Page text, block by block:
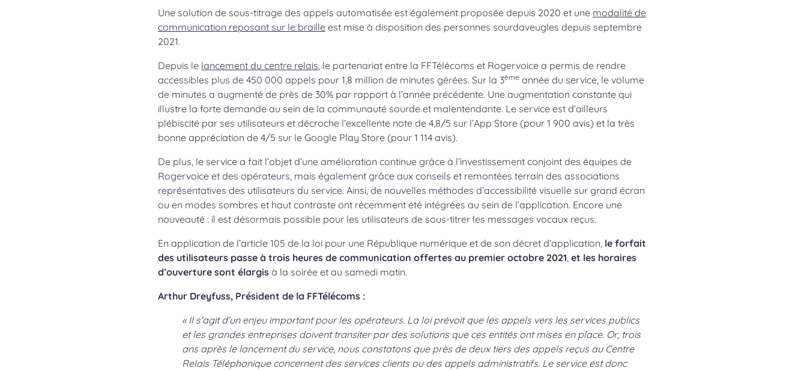
Une solution de sous-titrage des appels automatisée est également proposée depuis 2020 et une modalité de
communication reposant sur le braille est mise à disposition des personnes sourdaveugles depuis septembre
2021.
Depuis le lancement du centre relais, le partenariat entre la FFTélécoms et Rogervoice a permis de rendre
accessibles plus de 450 000 appels pour 1,8 million de minutes gérées. Sur la 3ème année du service, le volume
de minutes a augmenté de près de 30% par rapport à l’année précédente. Une augmentation constante qui
illustre la forte demande au sein de la communauté sourde et malentendante. Le service est d’ailleurs
plébiscité par ses utilisateurs et décroche l’excellente note de 4,8/5 sur l’App Store (pour 1 900 avis) et la très
bonne appréciation de 4/5 sur le Google Play Store (pour 1 114 avis).
De plus, le service a fait l’objet d’une amélioration continue grâce à l’investissement conjoint des équipes de
Rogervoice et des opérateurs, mais également grâce aux conseils et remontées terrain des associations
représentatives des utilisateurs du service. Ainsi, de nouvelles méthodes d’accessibilité visuelle sur grand écran
ou en modes sombres et haut contraste ont récemment été intégrées au sein de l’application. Encore une
nouveauté : il est désormais possible pour les utilisateurs de sous-titrer les messages vocaux reçus.
En application de l’article 105 de la loi pour une République numérique et de son décret d’application, le forfait
des utilisateurs passe à trois heures de communication offertes au premier octobre 2021, et les horaires
d’ouverture sont élargis à la soirée et au samedi matin.
Arthur Dreyfuss, Président de la FFTélécoms :
« Il s’agit d’un enjeu important pour les opérateurs. La loi prévoit que les appels vers les services publics
et les grandes entreprises doivent transiter par des solutions que ces entités ont mises en place. Or, trois
ans après le lancement du service, nous constatons que près de deux tiers des appels reçus au Centre
Relais Téléphonique concernent des services clients ou des appels administratifs. Le service est donc